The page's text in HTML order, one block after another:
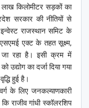
लाख किलोमीटर सड़कों का
सरकार की नीतियों से
राजस्थान समिट के
एक्ट के तहत सूक्ष्म,
जा रहा है। इसी क्रम में
उद्योग का दर्जा दिया गया
हुई है।
के लिए जनकल्याणकारी
राजीव गांधी स्कॉलरशिप